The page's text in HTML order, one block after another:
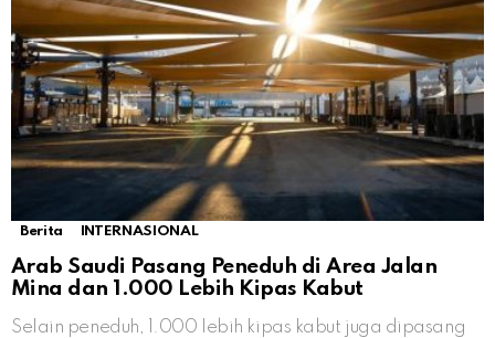
Berita INTERNASIONAL
Arab Saudi Pasang Peneduh di Area Jalan
Mina dan 1.000 Lebih Kipas Kabut
Selain peneduh, 1.000 lebih kipas kabut juga dipasang